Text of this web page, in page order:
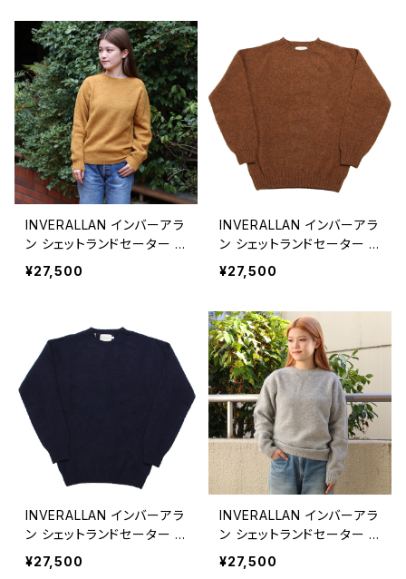
INVERALLAN インバーアラ
ン シェットランドセーター C
UMMIN(クミン)
¥27,500
INVERALLAN インバーアラ
ン シェットランドセーター P
ECAN(ピーカン)
¥27,500
INVERALLAN インバーアラ
ン シェットランドセーター N
EW NAVY(ニューネイビー)
¥27,500
INVERALLAN インバーアラ
ン シェットランドセーター S
ILVER（シルバー）
¥27,500